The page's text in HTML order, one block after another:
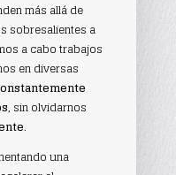
más allá de
sobresalientes a
a cabo trabajos
en diversas
, sin olvidarnos
.
una